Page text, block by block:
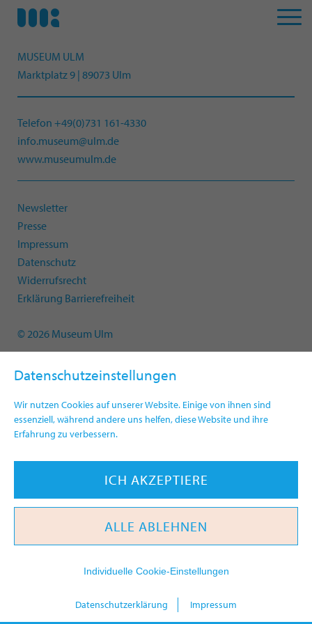
Datenschutzeinstellungen
Wir nutzen Cookies auf unserer Website. Einige von ihnen sind
essenziell, während andere uns helfen, diese Website und ihre
Erfahrung zu verbessern.
ICH AKZEPTIERE
ALLE ABLEHNEN
Individuelle Cookie-Einstellungen
Datenschutzerklärung Impressum
MUSEUM ULM
Marktplatz 9 | 89073 Ulm
Telefon +49(0)731 161-4330
info.museum@ulm.de
www.museumulm.de
Newsletter
Presse
Impressum
Datenschutz
Widerrufsrecht
Erklärung Barrierefreiheit
© 2026 Museum Ulm